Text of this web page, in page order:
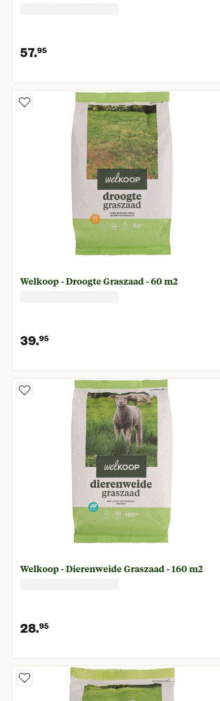
57.95
Huidige prijs € 57,95
Welkoop - Droogte Graszaad - 60 m2
39.95
Huidige prijs € 39,95
Welkoop - Dierenweide Graszaad - 160 m2
28.95
Huidige prijs € 28,95